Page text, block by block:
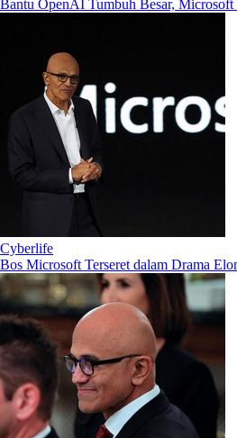
Bantu OpenAI Tumbuh Besar,
Cyberlife
Bos Microsoft Terseret dalam Drama